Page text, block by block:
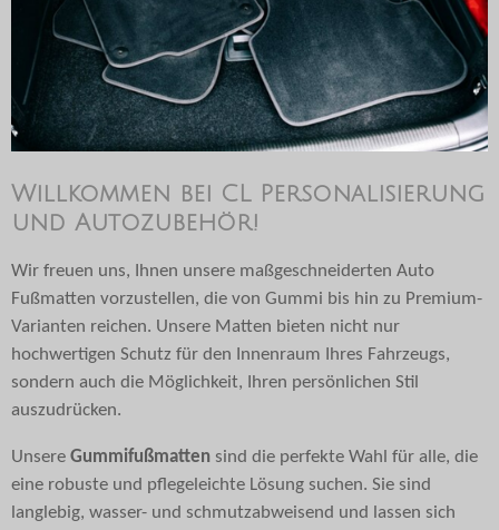
Willkommen bei CL Personalisierung
und Autozubehör!
Wir freuen uns, Ihnen unsere maßgeschneiderten Auto
Fußmatten vorzustellen, die von Gummi bis hin zu Premium-
Varianten reichen. Unsere Matten bieten nicht nur
hochwertigen Schutz für den Innenraum Ihres Fahrzeugs,
sondern auch die Möglichkeit, Ihren persönlichen Stil
auszudrücken.
Unsere Gummifußmatten sind die perfekte Wahl für alle, die
eine robuste und pflegeleichte Lösung suchen. Sie sind
langlebig, wasser- und schmutzabweisend und lassen sich